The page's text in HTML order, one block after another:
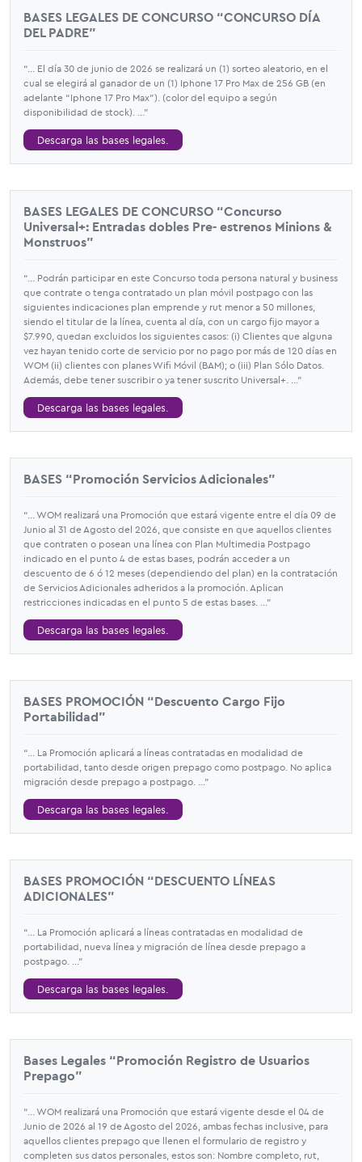
BASES LEGALES DE CONCURSO “CONCURSO DÍA
DEL PADRE”
“... El día 30 de junio de 2026 se realizará un (1) sorteo aleatorio, en el
cual se elegirá al ganador de un (1) Iphone 17 Pro Max de 256 GB (en
adelante “Iphone 17 Pro Max”). (color del equipo a según
disponibilidad de stock). ...”
Descarga las bases legales.
BASES LEGALES DE CONCURSO “Concurso
Universal+: Entradas dobles Pre- estrenos Minions &
Monstruos”
“... Podrán participar en este Concurso toda persona natural y business
que contrate o tenga contratado un plan móvil postpago con las
siguientes indicaciones plan emprende y rut menor a 50 millones,
siendo el titular de la línea, cuenta al día, con un cargo fijo mayor a
$7.990, quedan excluidos los siguientes casos: (i) Clientes que alguna
vez hayan tenido corte de servicio por no pago por más de 120 días en
WOM (ii) clientes con planes Wifi Móvil (BAM); o (iii) Plan Sólo Datos.
Además, debe tener suscribir o ya tener suscrito Universal+. ...”
Descarga las bases legales.
BASES “Promoción Servicios Adicionales”
“... WOM realizará una Promoción que estará vigente entre el día 09 de
Junio al 31 de Agosto del 2026, que consiste en que aquellos clientes
que contraten o posean una línea con Plan Multimedia Postpago
indicado en el punto 4 de estas bases, podrán acceder a un
descuento de 6 ó 12 meses (dependiendo del plan) en la contratación
de Servicios Adicionales adheridos a la promoción. Aplican
restricciones indicadas en el punto 5 de estas bases. ...”
Descarga las bases legales.
BASES PROMOCIÓN “Descuento Cargo Fijo
Portabilidad”
“... La Promoción aplicará a líneas contratadas en modalidad de
portabilidad, tanto desde origen prepago como postpago. No aplica
migración desde prepago a postpago. ...”
Descarga las bases legales.
BASES PROMOCIÓN “DESCUENTO LÍNEAS
ADICIONALES”
“... La Promoción aplicará a líneas contratadas en modalidad de
portabilidad, nueva línea y migración de línea desde prepago a
postpago. ...”
Descarga las bases legales.
Bases Legales “Promoción Registro de Usuarios
Prepago”
“... WOM realizará una Promoción que estará vigente desde el 04 de
Junio de 2026 al 19 de Agosto del 2026, ambas fechas inclusive, para
aquellos clientes prepago que llenen el formulario de registro y
completen sus datos personales, estos son: Nombre completo, rut,